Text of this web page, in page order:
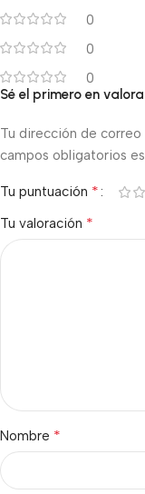
0
0
0
Sé el primero en
Tu dirección de
campos obligatorios
Tu puntuación *
Tu valoración *
Nombre *